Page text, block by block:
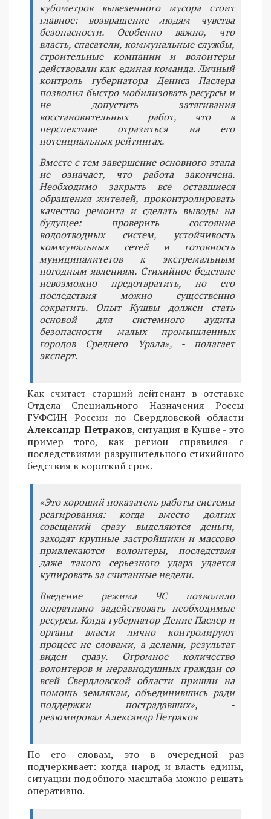
кубометров вывезенного мусора стоит
главное: возвращение людям чувства
безопасности. Особенно важно, что
власть, спасатели, коммунальные службы,
строительные компании и волонтеры
действовали как единая команда. Личный
контроль губернатора Дениса Паслера
позволил быстро мобилизовать ресурсы и
не допустить затягивания
восстановительных работ, что в
перспективе отразиться на его
потенциальных рейтингах.
Вместе с тем завершение основного этапа
не означает, что работа закончена.
Необходимо закрыть все оставшиеся
обращения жителей, проконтролировать
качество ремонта и сделать выводы на
будущее: проверить состояние
водоотводных систем, устойчивость
коммунальных сетей и готовность
муниципалитетов к экстремальным
погодным явлениям. Стихийное бедствие
невозможно предотвратить, но его
последствия можно существенно
сократить. Опыт Кушвы должен стать
основой для системного аудита
безопасности малых промышленных
городов Среднего Урала», - полагает
эксперт.
Как считает старший лейтенант в отставке
Отдела Специального Назначения Россы
ГУФСИН России по Свердловской области
Александр Петраков, ситуация в Кушве - это
пример того, как регион справился с
последствиями разрушительного стихийного
бедствия в короткий срок.
«Это хороший показатель работы системы
реагирования: когда вместо долгих
совещаний сразу выделяются деньги,
заходят крупные застройщики и массово
привлекаются волонтеры, последствия
даже такого серьезного удара удается
купировать за считанные недели.
Введение режима ЧС позволило
оперативно задействовать необходимые
ресурсы. Когда губернатор Денис Паслер и
органы власти лично контролируют
процесс не словами, а делами, результат
виден сразу. Огромное количество
волонтеров и неравнодушных граждан со
всей Свердловской области пришли на
помощь землякам, объединившись ради
поддержки пострадавших», -
резюмировал Александр Петраков
По его словам, это в очередной раз
подчеркивает: когда народ и власть едины,
ситуации подобного масштаба можно решать
оперативно.